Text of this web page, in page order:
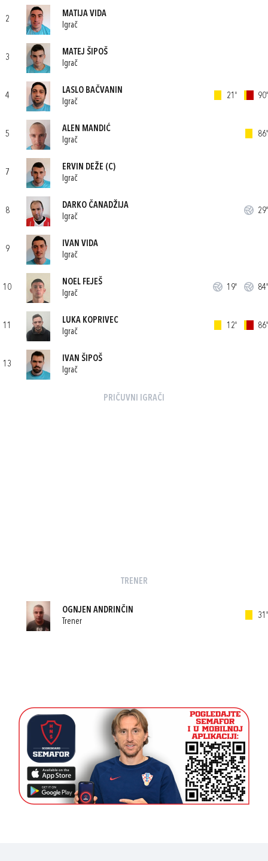
2
MATIJA VIDA
Igrač
3
MATEJ ŠIPOŠ
Igrač
4
LASLO BAČVANIN
Igrač
21' 90'
5
ALEN MANDIĆ
Igrač
86'
7
ERVIN DEŽE (C)
Igrač
8
DARKO ČANADŽIJA
Igrač
29'
9
IVAN VIDA
Igrač
10
NOEL FEJEŠ
Igrač
19' 84'
11
LUKA KOPRIVEC
Igrač
12' 86'
13
IVAN ŠIPOŠ
Igrač
PRIČUVNI IGRAČI
TRENER
OGNJEN ANDRINČIN
Trener
31'